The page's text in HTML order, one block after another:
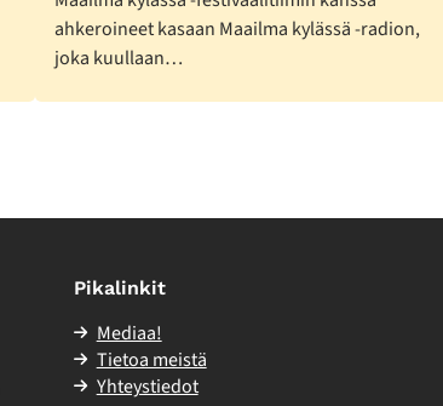
ahkeroineet kasaan Maailma kylässä -radion,
joka kuullaan…
Pikalinkit
Mediaa!
Tietoa meistä
Yhteystiedot